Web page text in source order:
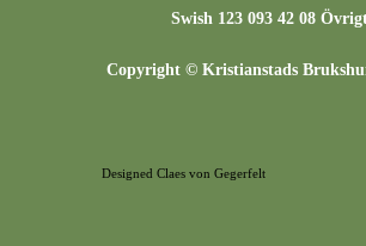
Swish 123 093 42 08
Copyright © Kristianstads
Designed Claes von Gegerfelt